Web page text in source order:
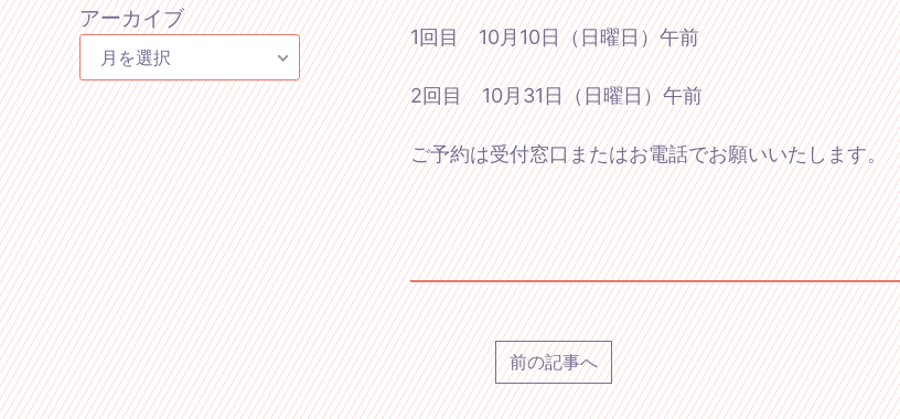
アーカイブ
月を選択
1回目 10月10日（日曜日）午前
2回目 10月31日（日曜日）午前
ご予約は受付窓口またはお電話でお願いいたします。
前の記事へ